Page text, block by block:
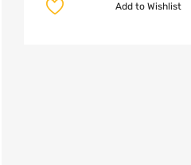
Add to Wishlist